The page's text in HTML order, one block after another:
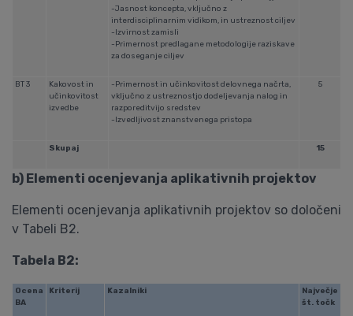
-Jasnost koncepta, vključno z
interdisciplinarnim vidikom, in ustreznost ciljev
-Izvirnost zamisli
-Primernost predlagane metodologije raziskave
za doseganje ciljev
BT 3
Kakovost in
učinkovitost
izvedbe
-Primernost in učinkovitost delovnega načrta,
vključno z ustreznostjo dodeljevanja nalog in
razporeditvijo sredstev
-Izvedljivost znanstvenega pristopa
5
Skupaj 15
b) Elementi ocenjevanja aplikativnih projektov
Elementi ocenjevanja aplikativnih projektov so določeni
v Tabeli B2.
Tabela B2:
Ocena
BA
Kriterij Kazalniki
Največje
št. točk